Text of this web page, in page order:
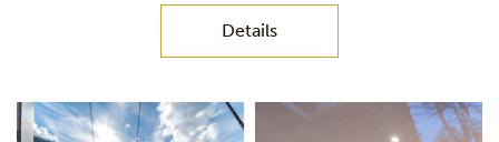
Details